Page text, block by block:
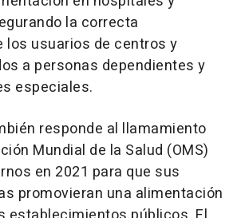
la correcta
los usuarios de centros y
a personas dependientes y
especiales.
responde al llamamiento
Mundial de la Salud (OMS)
en 2021 para que sus
promovieran una alimentación